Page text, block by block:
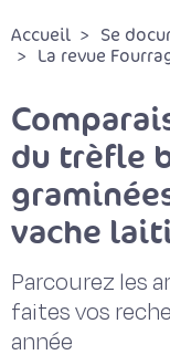
Accueil
Se
La revue
du trèfle
vache
Parcourez les
faites vos
année